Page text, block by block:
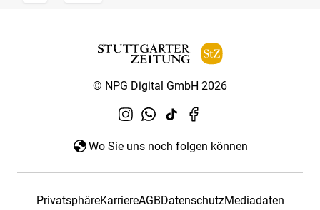
© NPG Digital GmbH 2026
Wo Sie uns noch folgen können
PrivatsphäreKarriereAGBDatenschutzMediadaten